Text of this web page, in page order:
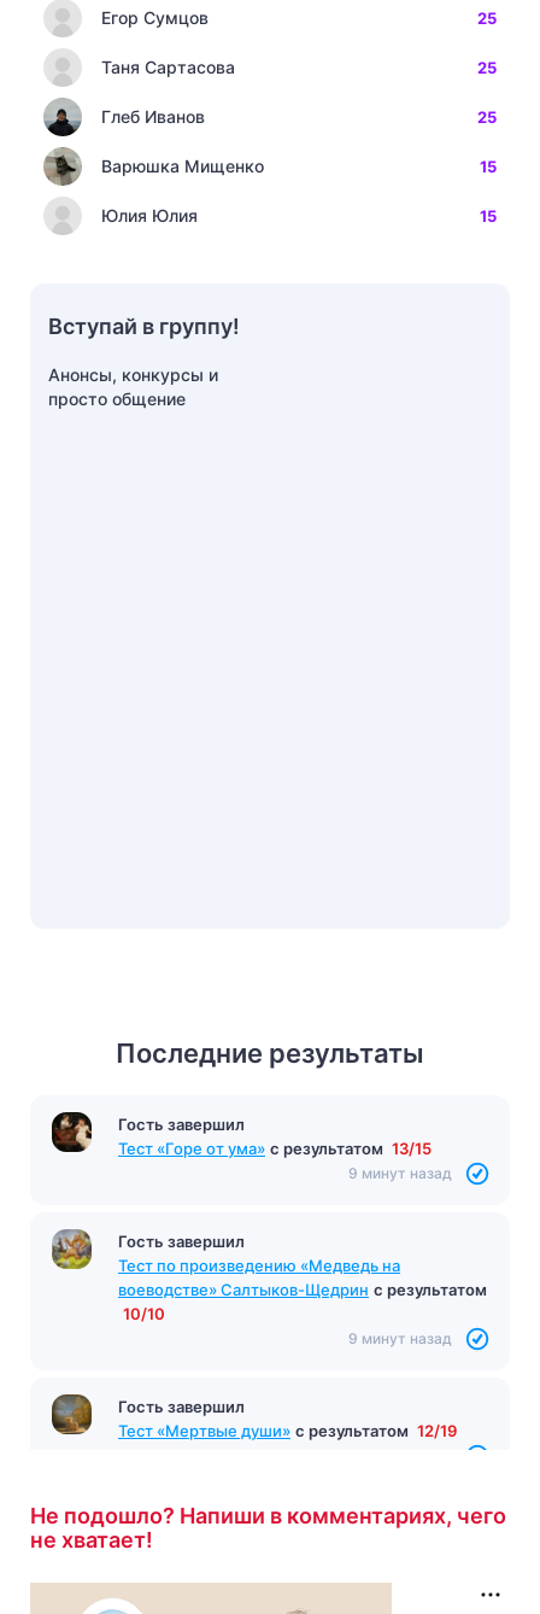
Последние результаты
Гость завершил
Тест «Горе от ума» с результатом 13/15
9 минут назад
Гость завершил
Тест по произведению «Медведь на
воеводстве» Салтыков-Щедрин с результатом
10/10
9 минут назад
Гость завершил
Тест «Мертвые души» с результатом 12/19
Не подошло? Напиши в комментариях, чего
не хватает!
Егор Сумцов 25
Таня Сартасова 25
Глеб Иванов 25
Варюшка Мищенко 15
Юлия Юлия 15
Вступай в группу!
Анонсы, конкурсы и
просто общение